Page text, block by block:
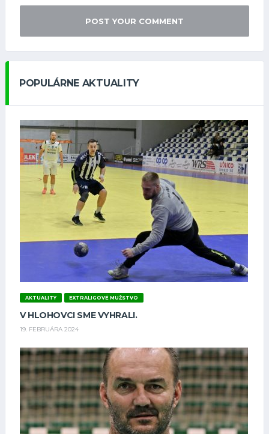
POPULÁRNE AKTUALITY
AKTUALITY EXTRALIGOVÉ MUŽSTVO
V HLOHOVCI SME VYHRALI.
19. FEBRUÁRA 2024